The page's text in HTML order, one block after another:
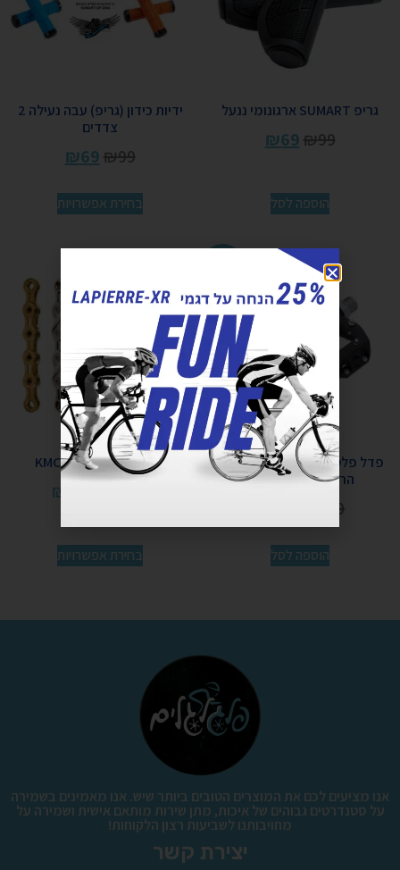
גריפ SUMART ארגונומי ננעל
₪99
₪69
הוספה לסל
ידיות כידון (גריפ) עבה נעילה 2
צדדים
₪99
₪69
בחירת אפשרויות
פדל פלט אלומיניום CNC B117
הרים WELGO GREY
360
הוספה לסל
שרשרת 12 הילוכים KMC
₪
בחירת אפשרויות
אנו מציעים לכם את המוצרים הטובים ביותר שיש. אנו מאמינים בשמירה
על סטנדרטים גבוהים של איכות, מתן שירות מותאם אישית ושמירה על
מחויבותנו לשביעות רצון הלקוחות!
יצירת קשר